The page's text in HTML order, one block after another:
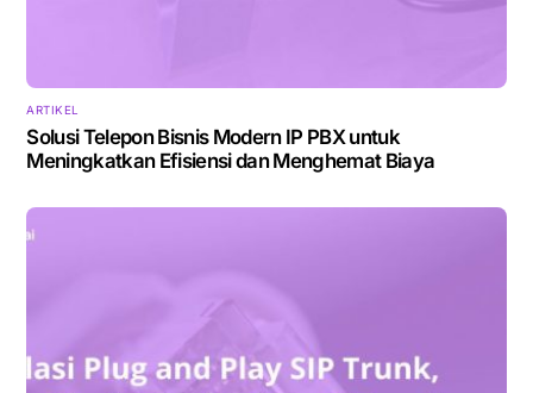
ARTIKEL
Solusi Telepon Bisnis Modern IP PBX untuk
Meningkatkan Efisiensi dan Menghemat Biaya